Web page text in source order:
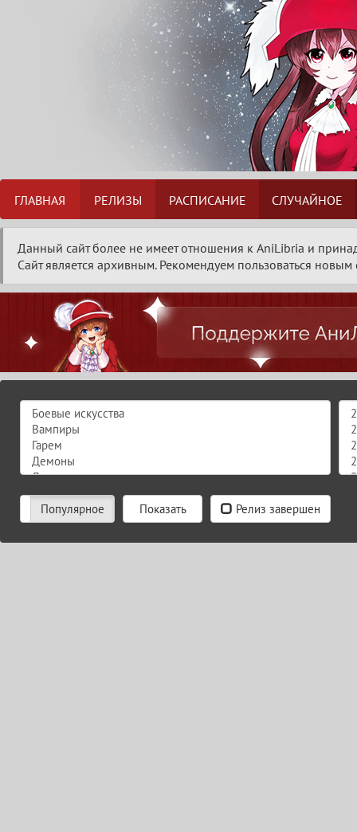
ГЛАВНАЯ РЕЛИЗЫ РАСПИСАНИЕ СЛУЧАЙНОЕ
Данный сайт более не имеет отношения к AniLibria и
Сайт является архивным. Рекомендуем пользоваться
Популярное Релиз завершен